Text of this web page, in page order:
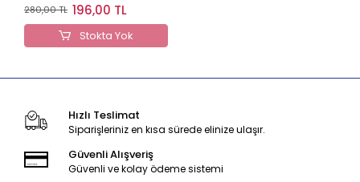
280,00 TL 196,00 TL
Stokta Yok
Hızlı Teslimat
Siparişleriniz en kısa sürede elinize ulaşır.
Güvenli Alışveriş
Güvenli ve kolay ödeme sistemi